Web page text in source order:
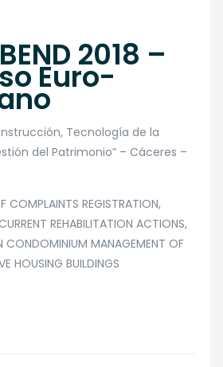
2018 –
Euro-
Tecnología de la
del Patrimonio” – Cáceres –
COMPLAINTS REGISTRATION,
REHABILITATION ACTIONS,
CONDOMINIUM MANAGEMENT OF
HOUSING BUILDINGS